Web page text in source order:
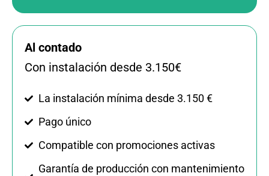
Al contado
Con instalación desde 3.150€
La instalación mínima desde 3.150 €
Pago único
Compatible con promociones activas
Garantía de producción con mantenimiento